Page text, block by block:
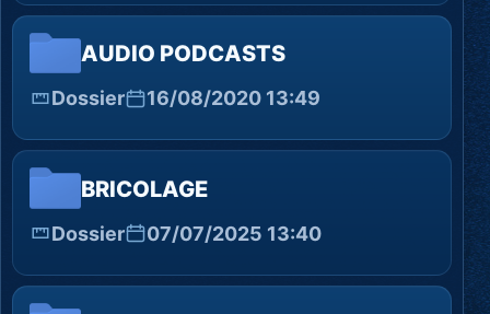
AUDIO PODCASTS
Dossier 16/08/2020 13:49
BRICOLAGE
Dossier 07/07/2025 13:40